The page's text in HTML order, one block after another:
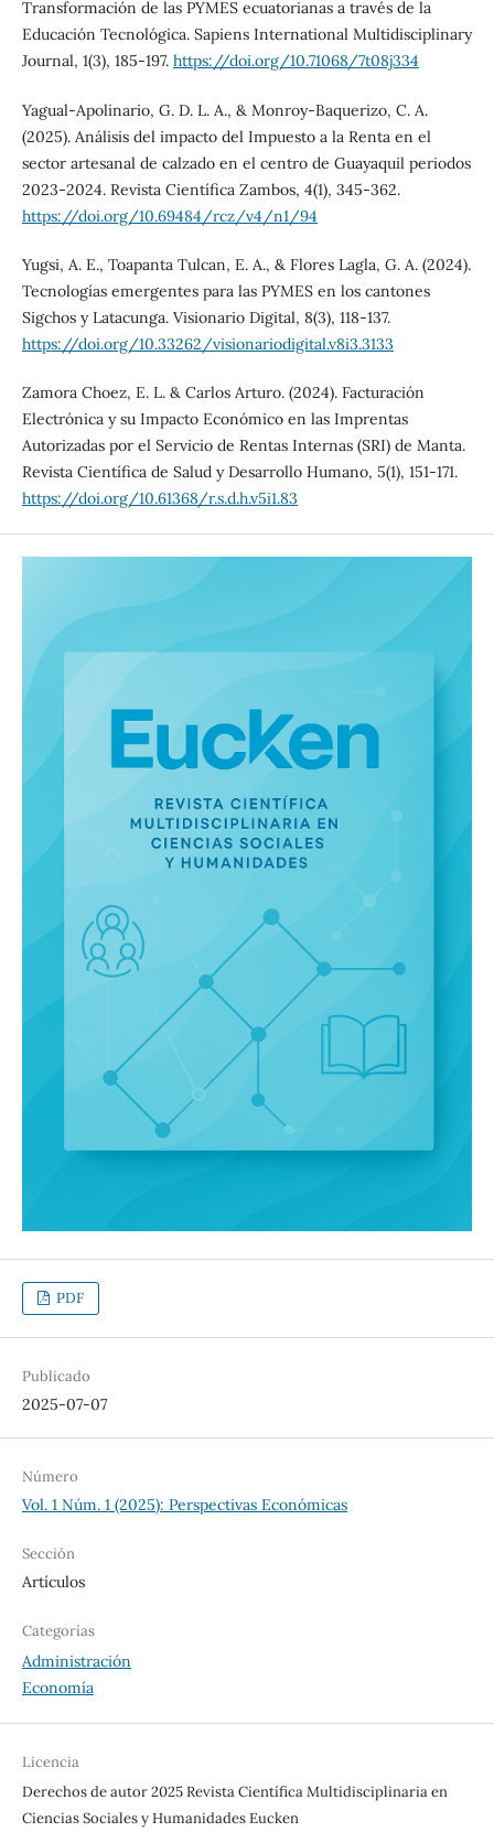
Transformación de las PYMES ecuatorianas a través de la
Educación Tecnológica. Sapiens International Multidisciplinary
Journal, 1(3), 185-197. https://doi.org/10.71068/7t08j334
Yagual-Apolinario, G. D. L. A., & Monroy-Baquerizo, C. A.
(2025). Análisis del impacto del Impuesto a la Renta en el
sector artesanal de calzado en el centro de Guayaquil periodos
2023-2024. Revista Científica Zambos, 4(1), 345-362.
https://doi.org/10.69484/rcz/v4/n1/94
Yugsi, A. E., Toapanta Tulcan, E. A., & Flores Lagla, G. A. (2024).
Tecnologías emergentes para las PYMES en los cantones
Sigchos y Latacunga. Visionario Digital, 8(3), 118-137.
https://doi.org/10.33262/visionariodigital.v8i3.3133
Zamora Choez, E. L. & Carlos Arturo. (2024). Facturación
Electrónica y su Impacto Económico en las Imprentas
Autorizadas por el Servicio de Rentas Internas (SRI) de Manta.
Revista Científica de Salud y Desarrollo Humano, 5(1), 151-171.
https://doi.org/10.61368/r.s.d.h.v5i1.83
PDF
Publicado
2025-07-07
Número
Vol. 1 Núm. 1 (2025): Perspectivas Económicas
Sección
Artículos
Categorías
Administración
Economía
Licencia
Derechos de autor 2025 Revista Científica Multidisciplinaria en
Ciencias Sociales y Humanidades Eucken